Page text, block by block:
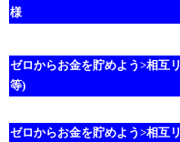
様
ゼロからお金を貯めよう>相
等)
ゼロからお金を貯めよう>相互